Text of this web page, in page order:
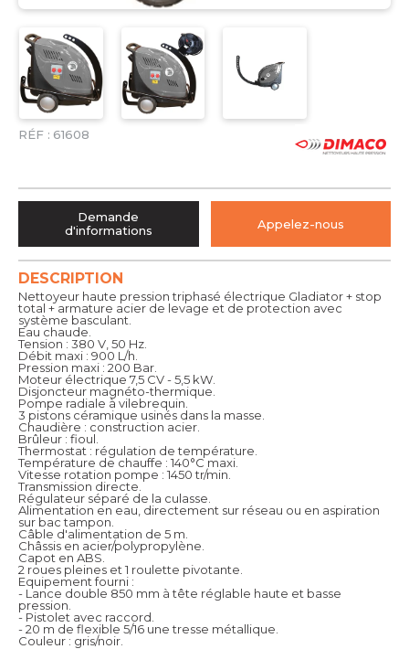
RÉF : 61608
DESCRIPTION
Nettoyeur haute pression triphasé électrique Gladiator + stop
total + armature acier de levage et de protection avec
système basculant.
Eau chaude.
Tension : 380 V, 50 Hz.
Débit maxi : 900 L/h.
Pression maxi : 200 Bar.
Moteur électrique 7,5 CV - 5,5 kW.
Disjoncteur magnéto-thermique.
Pompe radiale à vilebrequin.
3 pistons céramique usinés dans la masse.
Chaudière : construction acier.
Brûleur : fioul.
Thermostat : régulation de température.
Température de chauffe : 140°C maxi.
Vitesse rotation pompe : 1450 tr/min.
Transmission directe.
Régulateur séparé de la culasse.
Alimentation en eau, directement sur réseau ou en aspiration
sur bac tampon.
Câble d'alimentation de 5 m.
Châssis en acier/polypropylène.
Capot en ABS.
2 roues pleines et 1 roulette pivotante.
Equipement fourni :
- Lance double 850 mm à tête réglable haute et basse
pression.
- Pistolet avec raccord.
- 20 m de flexible 5/16 une tresse métallique.
Couleur : gris/noir.
Demande
d'informations
Appelez-nous